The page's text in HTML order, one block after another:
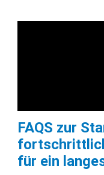
FAQS zur
für ein